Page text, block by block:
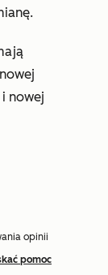
nowej
opinii
pomoc